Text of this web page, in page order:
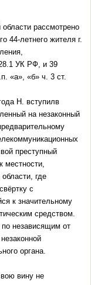
рассмотрено
44-летнего жителя г.
УК РФ, и 39
«а», «б» ч. 3 ст.
Н. вступилв
на незаконный
преступный
местности,
где
с
к значительному
средством.
независящим от
органа.
вину не